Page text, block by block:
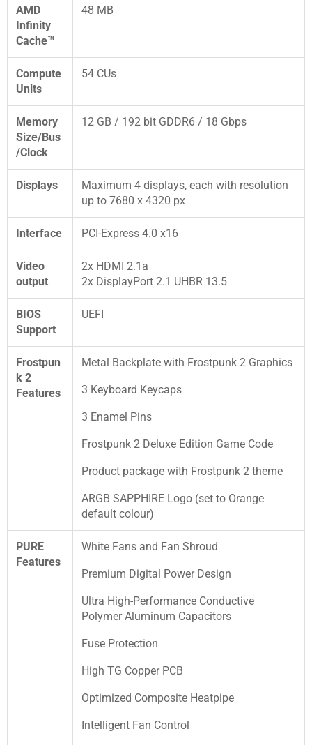
AMD
Infinity
Cache™
48 MB
Compute
Units
54 CUs
Memory
Size/Bus
/Clock
12 GB / 192 bit GDDR6 / 18 Gbps
Displays
Maximum 4 displays, each with resolution
up to 7680 x 4320 px
Interface PCI-Express 4.0 x16
Video
output
2x HDMI 2.1a
2x DisplayPort 2.1 UHBR 13.5
BIOS
Support
UEFI
Frostpun
k 2
Features
Metal Backplate with Frostpunk 2 Graphics
3 Keyboard Keycaps
3 Enamel Pins
Frostpunk 2 Deluxe Edition Game Code
Product package with Frostpunk 2 theme
ARGB SAPPHIRE Logo (set to Orange
default colour)
PURE
Features
White Fans and Fan Shroud
Premium Digital Power Design
Ultra High-Performance Conductive
Polymer Aluminum Capacitors
Fuse Protection
High TG Copper PCB
Optimized Composite Heatpipe
Intelligent Fan Control